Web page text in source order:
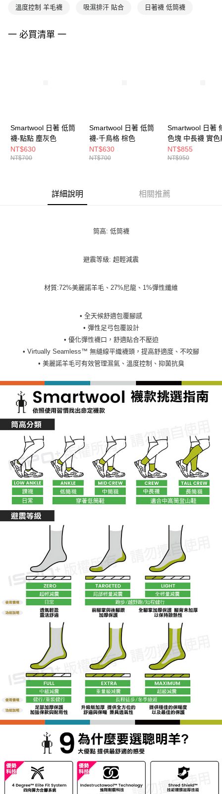
溫度控制 羊毛襪 吸濕排汗 貼合 日著襪 低筒襪
一 必買清單 一
Smartwool 日著 低筒
襪-點點 塵灰色
NT$630
NT$700
Smartwool 日著 低筒
襪-千鳥格 棕色
NT$630
NT$700
Smartwool 日著
色塊 中長襪 實色
栗子棕
NT$855
NT$950
詳細說明 相關推薦
筒高: 低筒襪
避震等級: 超輕減震
材質:72%美麗諾羊毛、27%尼龍、1%彈性纖維
• 全天候舒適包覆腳感
• 彈性足弓包覆設計
• 優化彈性襪口，舒適貼合不壓迫
• Virtually Seamless™ 無縫線平織襪頭，提高舒適度、不咬腳
• 美麗諾羊毛可有效管理濕氣、溫度控制、抑菌抗臭